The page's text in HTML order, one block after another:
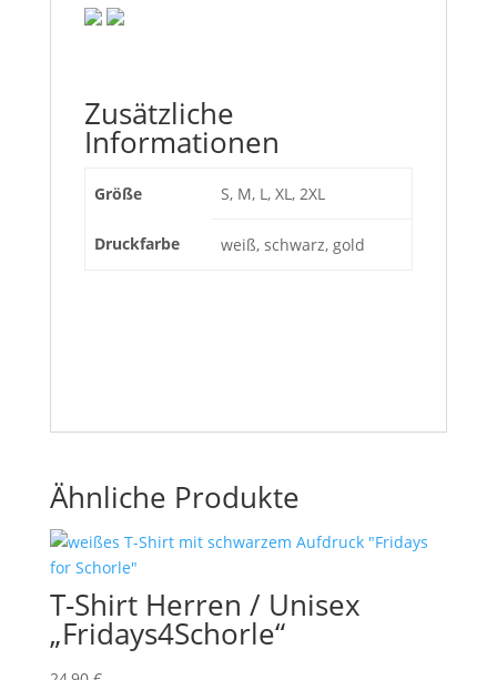
Zusätzliche
Informationen
Größe S, M, L, XL, 2XL
Druckfarbe weiß, schwarz, gold
Ähnliche Produkte
T-Shirt Herren / Unisex
„Fridays4Schorle“